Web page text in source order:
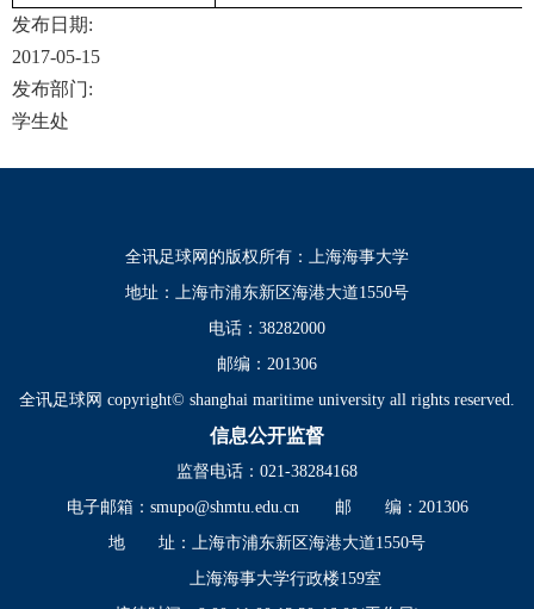
发布日期:
2017-05-15
发布部门:
学生处
全讯足球网的版权所有：上海海事大学
地址：上海市浦东新区海港大道1550号
电话：38282000
邮编：201306
全讯足球网 copyright© shanghai maritime university all rights reserved.
信息公开监督
监督电话：021-38284168
电子邮箱： smupo@shmtu.edu.cn
邮 编：201306
地 址：上海市浦东新区海港大道1550号
上海海事大学行政楼159室